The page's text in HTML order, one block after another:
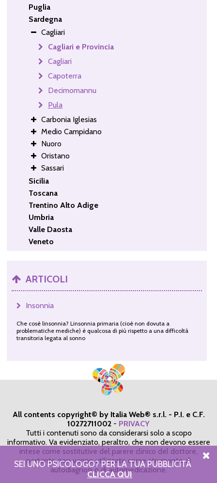
Puglia
Sardegna
Cagliari
Cagliari e Provincia
Cagliari
Capoterra
Decimomannu
Pula
Carbonia Iglesias
Medio Campidano
Nuoro
Oristano
Sassari
Sicilia
Toscana
Trentino Alto Adige
Umbria
Valle Daosta
Veneto
ARTICOLI
Insonnia
Che cosè linsonnia? Linsonnia primaria (cioè non dovuta a
problematiche mediche) è qualcosa di più rispetto a una difficoltà
transitoria legata al sonno
All contents copyright© by Italia Web® s.r.l. - P.I. e C.F.
10272711002 - PRIVACY
Tutti i contenuti sono da considerarsi solo a scopo
informativo. Va evidenziato, peraltro, che non devono essere
intese come sostitutive del parere clinico del dottore,
pertanto non vanno utilizzate come strumento di
autodiagnosi o di automedicazione.
SEI UNO PSICOLOGO? PER LA TUA PUBBLICITÀ
CLICCA QUI